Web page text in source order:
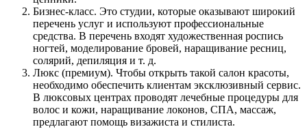
Бизнес-класс. Это студии, которые оказывают широкий
перечень услуг и используют профессиональные
средства. В перечень входят художественная роспись
ногтей, моделирование бровей, наращивание ресниц,
солярий, депиляция и т. д.
Люкс (премиум). Чтобы открыть такой салон красоты,
необходимо обеспечить клиентам эксклюзивный сервис.
В люксовых центрах проводят лечебные процедуры для
волос и кожи, наращивание локонов, СПА, массаж,
предлагают помощь визажиста и стилиста.